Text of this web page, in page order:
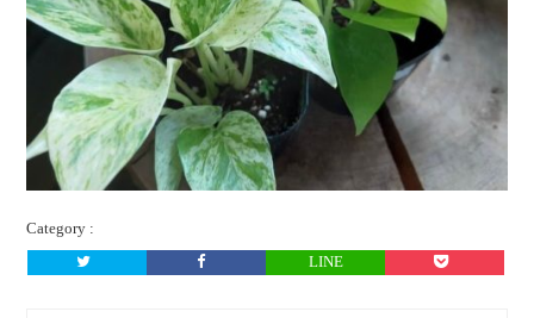
Category :
LINE